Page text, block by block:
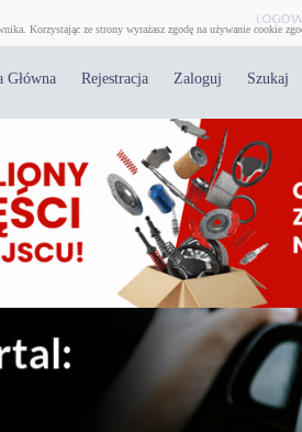
Korzystając ze strony wyrażasz zgodę na używanie cookie
Główna Rejestracja Zaloguj Szukaj